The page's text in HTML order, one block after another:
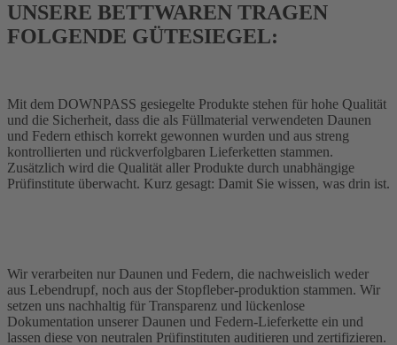
UNSERE BETTWAREN TRAGEN
FOLGENDE GÜTESIEGEL:
Mit dem DOWNPASS gesiegelte Produkte stehen für hohe Qualität
und die Sicherheit, dass die als Füllmaterial verwendeten Daunen
und Federn ethisch korrekt gewonnen wurden und aus streng
kontrollierten und rückverfolgbaren Lieferketten stammen.
Zusätzlich wird die Qualität aller Produkte durch unabhängige
Prüfinstitute überwacht. Kurz gesagt: Damit Sie wissen, was drin ist.
Wir verarbeiten nur Daunen und Federn, die nachweislich weder
aus Lebendrupf, noch aus der Stopfleber-produktion stammen. Wir
setzen uns nachhaltig für Transparenz und lückenlose
Dokumentation unserer Daunen und Federn-Lieferkette ein und
lassen diese von neutralen Prüfinstituten auditieren und zertifizieren.